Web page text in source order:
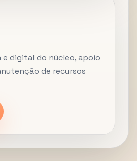
e digital do núcleo, apoio
de recursos